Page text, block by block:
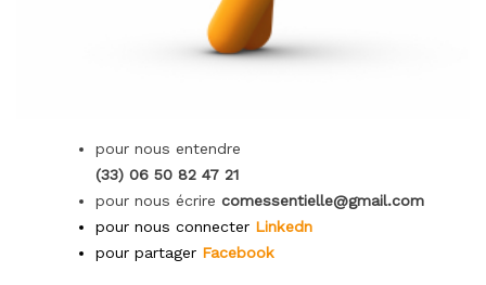
pour nous entendre
(33) 06 50 82 47 21
pour nous écrire comessentielle@gmail.com
pour nous connecter Linkedn
pour partager Facebook